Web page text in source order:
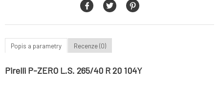
Popis a parametry Recenze (0)
Pirelli P-ZERO L.S. 265/40 R 20 104Y